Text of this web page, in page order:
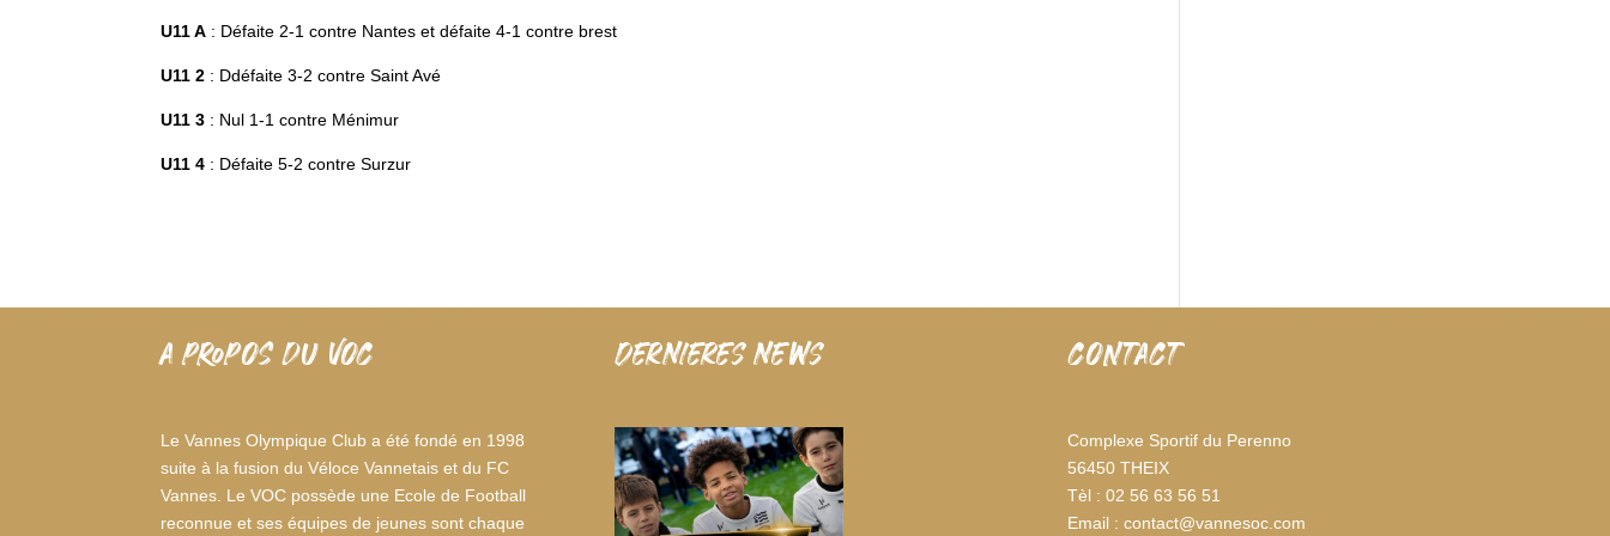
U11 A : Défaite 2-1 contre Nantes et défaite 4-1 contre brest
U11 2 : Ddéfaite 3-2 contre Saint Avé
U11 3 : Nul 1-1 contre Ménimur
U11 4 : Défaite 5-2 contre Surzur
A PROPOS DU VOC
Le Vannes Olympique Club a été fondé en 1998
suite à la fusion du Véloce Vannetais et du FC
Vannes. Le VOC possède une Ecole de Football
reconnue et ses équipes de jeunes sont chaque
dernieres news CONTACT
Complexe Sportif du Perenno
56450 THEIX
Tèl : 02 56 63 56 51
Email : contact@vannesoc.com